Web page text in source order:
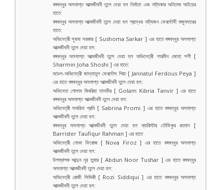
বঙ্গবন্ধুর অসমাপ্ত আত্মজীবনী তুলে দেয়া হল নির্মাতা এবং নাট্যকার অনিমেষ আইচের
হাতে:
বঙ্গবন্ধুর অসমাপ্ত আত্মজীবনী তুলে দেয়া হল শ্রদ্ধেয় নাট্যজন ফেরদৌসী মজুমদারের
হাতে:
অভিনেত্রী সুষমা সরকার [ Sushoma Sarkar ] এর হাতে বঙ্গবন্ধুর অসমাপ্ত
আত্মজীবনী তুলে দেয়া হল:
বঙ্গবন্ধুর অসমাপ্ত আত্মজীবনী তুলে দেয়া হল অভিনেত্রী শারমীন জোহা শশী [
Sharmin Joha Shoshi ] এর হাতে:
মডেল-অভিনেত্রী জান্নাতুল ফেরদৌস পিয়া [ Jannatul Ferdous Peya ]
এর হাতে বঙ্গবন্ধুর অসমাপ্ত আত্মজীবনী তুলে দেয়া হল:
অভিনেতা গোলাম কিবরিয়া তানভীর [ Golam Kibria Tanvir ] এর হাতে
বঙ্গবন্ধুর অসমাপ্ত আত্মজীবনী তুলে দেয়া হল:
অভিনেত্রী সাবরিনা প্রমি [ Sabrina Promi ] এর হাতে বঙ্গবন্ধুর অসমাপ্ত
আত্মজীবনী তুলে দেয়া হল:
বঙ্গবন্ধুর অসমাপ্ত আত্মজীবনী তুলে দেয়া হল ব্যারিস্টার তৌফিকুর রহমান [
Barrister Taufiqur Rahman ] এর হাতে
অভিনেত্রী নোভা ফিরোজ [ Nova Firoz ] এর হাতে বঙ্গবন্ধুর অসমাপ্ত
আত্মজীবনী তুলে দেয়া হল:
উপস্থাপক আব্দুন নূর তুষার [ Abdun Noor Tushar ] এর হাতে বঙ্গবন্ধুর
অসমাপ্ত আত্মজীবনী তুলে দেয়া হল:
অভিনেত্রী রোজী সিদ্দিকী [ Rozi Siddiqui ] এর হাতে বঙ্গবন্ধুর অসমাপ্ত
আত্মজীবনী তুলে দেয়া হল: